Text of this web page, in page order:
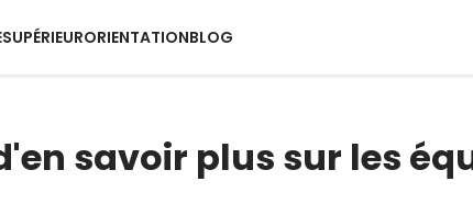
SUPÉRIEURORIENTATIONBLOG
savoir plus sur les